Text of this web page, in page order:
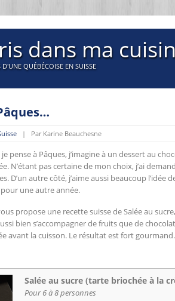
dans ma
D'UNE QUÉBÉCOISE EN SUISSE
| Par Karine Beauchesne
pense à Pâques, j’imagine à un dessert au
N’étant pas certaine de mon choix, j’ai
D’un autre côté, j’aime aussi beaucoup l’idée
une autre année.
propose une recette suisse de Salée au
bien s’accompagner de fruits que de
avant la cuisson. Le résultat est fort gourmand.
Salée au sucre (tarte briochée à la
Pour 6 à 8 personnes